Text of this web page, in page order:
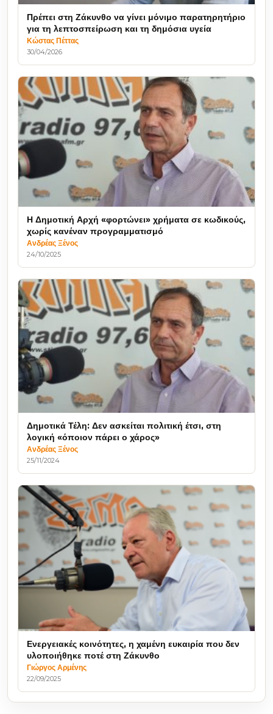
Πρέπει στη Ζάκυνθο να γίνει μόνιμο παρατηρητήριο
για τη λεπτοσπείρωση και τη δημόσια υγεία
Κώστας Πέττας
30/04/2026
Η Δημοτική Αρχή «φορτώνει» χρήματα σε κωδικούς,
χωρίς κανέναν προγραμματισμό
Ανδρέας Ξένος
24/10/2025
Δημοτικά Τέλη: Δεν ασκείται πολιτική έτσι, στη
λογική «όποιον πάρει ο χάρος»
Ανδρέας Ξένος
25/11/2024
Ενεργειακές κοινότητες, η χαμένη ευκαιρία που δεν
υλοποιήθηκε ποτέ στη Ζάκυνθο
Γιώργος Αρμένης
22/09/2025